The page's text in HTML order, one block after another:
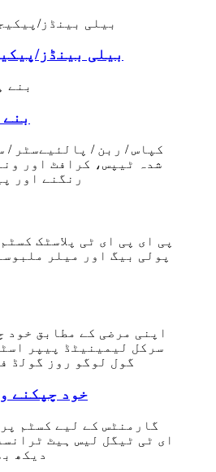
بیلی بینڈز/
خود چپکنے